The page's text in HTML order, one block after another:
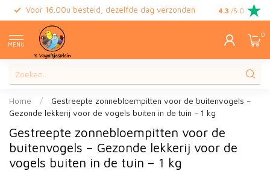
Voor 16.00u besteld, dezelfde dag verzonden Gratis
4.3 /5.0
MENU
0
Home /
Gestreepte zonnebloempitten voor de buitenvogels –
Gezonde lekkerij voor de vogels buiten in de tuin – 1 kg
Gestreepte zonnebloempitten voor de
buitenvogels – Gezonde lekkerij voor de
vogels buiten in de tuin – 1 kg